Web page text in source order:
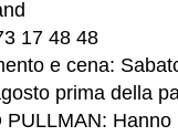
17 48 48
e cena:
prima della
PULLMAN: